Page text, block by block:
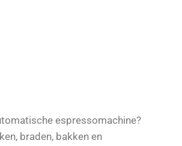
espressomachine?
braden, bakken en